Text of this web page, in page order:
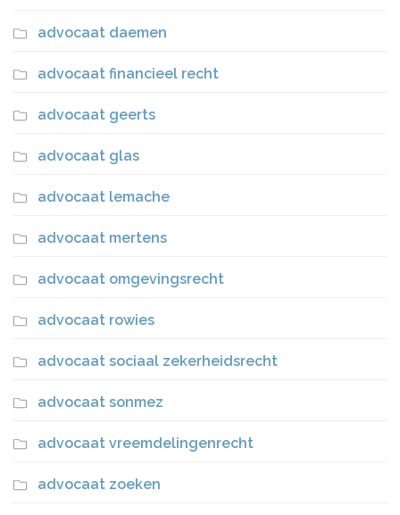
advocaat daemen
advocaat financieel recht
advocaat geerts
advocaat glas
advocaat lemache
advocaat mertens
advocaat omgevingsrecht
advocaat rowies
advocaat sociaal zekerheidsrecht
advocaat sonmez
advocaat vreemdelingenrecht
advocaat zoeken